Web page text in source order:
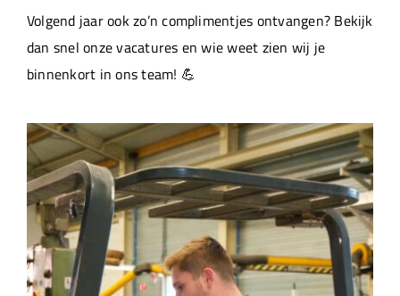
Volgend jaar ook zo’n complimentjes ontvangen? Bekijk
dan snel onze vacatures en wie weet zien wij je
binnenkort in ons team! 💪